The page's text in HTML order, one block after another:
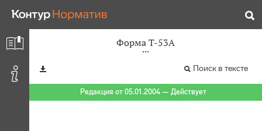
Форма Т-53А
Поиск в тексте
Редакция от 05.01.2004 — Действует